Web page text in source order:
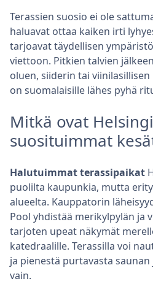
Terassien suosio ei ole
haluavat ottaa kaiken irti
tarjoavat täydellisen
viettoon. Pitkien talvien
oluen, siiderin tai
on suomalaisille lähes pyhä
Mitkä ovat
suosituimmat
Halutuimmat terassipaikat
puolilta kaupunkia, mutta
alueelta. Kauppatorin
Pool yhdistää merikylpylän ja
tarjoten upeat näkymät
katedraalille. Terassilla voi
ja pienestä purtavasta
vain.